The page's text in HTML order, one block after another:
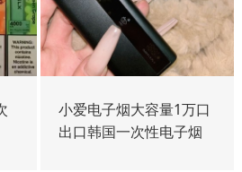
小爱电子烟大容量1万口
出口韩国一次性电子烟